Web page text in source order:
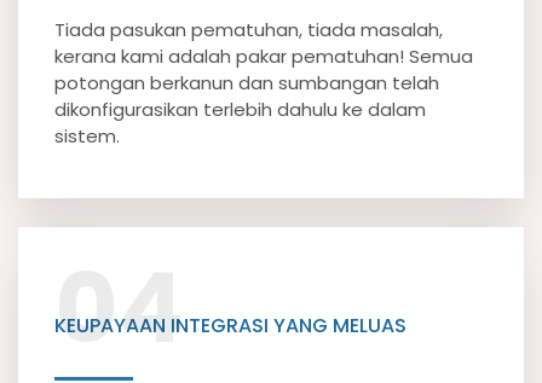
Tiada pasukan pematuhan, tiada masalah,
kerana kami adalah pakar pematuhan! Semua
potongan berkanun dan sumbangan telah
dikonfigurasikan terlebih dahulu ke dalam
sistem.
04
KEUPAYAAN INTEGRASI YANG MELUAS